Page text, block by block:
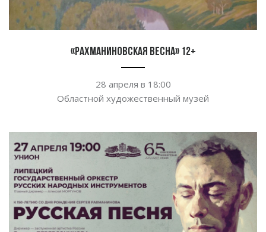
«Рахманиновская весна» 12+
28 апреля в 18:00
Областной художественный музей